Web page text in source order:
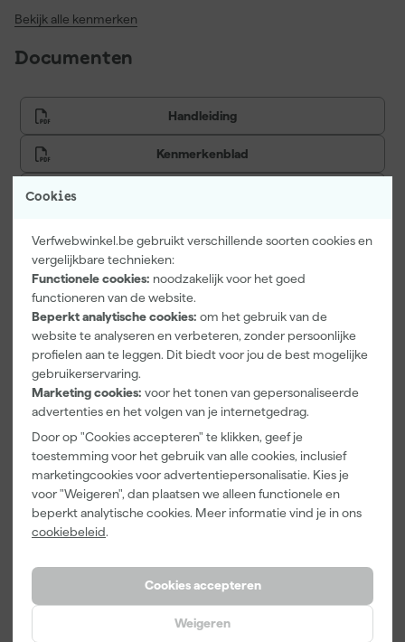
Cookies
Verfwebwinkel.be gebruikt verschillende soorten cookies en
vergelijkbare technieken:
Functionele cookies: noodzakelijk voor het goed
functioneren van de website.
Beperkt analytische cookies: om het gebruik van de
website te analyseren en verbeteren, zonder persoonlijke
profielen aan te leggen. Dit biedt voor jou de best mogelijke
gebruikerservaring.
Marketing cookies: voor het tonen van gepersonaliseerde
advertenties en het volgen van je internetgedrag.
Door op "Cookies accepteren" te klikken, geef je
toestemming voor het gebruik van alle cookies, inclusief
marketingcookies voor advertentiepersonalisatie. Kies je
voor "Weigeren", dan plaatsen we alleen functionele en
beperkt analytische cookies. Meer informatie vind je in ons
cookiebeleid.
Cookies accepteren
Weigeren
Bekijk alle kenmerken
Documenten
Handleiding
Kenmerkenblad
Vaak gekocht met
Zinsser Multi-
Surface
Ontvetter &
ReinigerSpray
bezorgd